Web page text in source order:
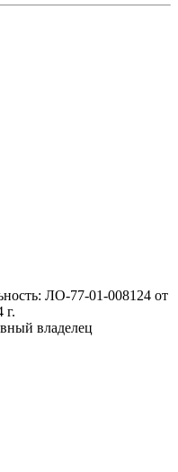
ЛО-77-01-008124 от
г.
владелец